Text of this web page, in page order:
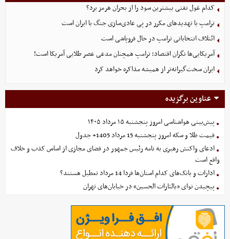
کدام غول نفتی بیشترین سود را از بحران هرمز برد؟
ترامپ با تهدیدهای مکرر در پی عادی‌سازی جنگ با ایران است
ائتلاف انتخاباتی ترامپ در حال فروپاشی است
آمریکایی‌ها نگران اقتصاد؛ ترامپ همچنان مدعی عصر طلایی آمریکا است!
ایران سخت‌گیرانه‌تر از همیشه مذاکره خواهد کرد
عناوین برگزیده
پیش‌بینی هواشناسی امروز پنجشنبه ۱۵ مرداد ۱۴۰۵
قیمت طلا و سکه امروز پنجشنبه 15 مرداد 1405+ جدول
ادعای واکنش رهبری به نامه رئیس جمهور در فضای مجازی از اساس کذب و خلاف
واقع است
ادارات و بانک‌های کدام استان‌ها فردا 14 مرداد تعطیل هستند؟
پیچیدن نوای «یالثارات الحسین» در خیابان‌های تهران